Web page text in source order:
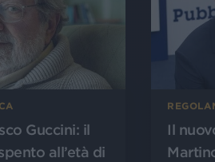
Guccini: il
all’età di
Il